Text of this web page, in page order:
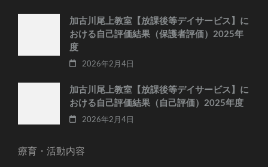
加古川尾上教室【放課後等デイサービス】に
おける自己評価結果（保護者評価）2025年
度
2026年2月4日
加古川尾上教室【放課後等デイサービス】に
おける自己評価結果（自己評価）2025年度
2026年2月4日
療育・活動内容